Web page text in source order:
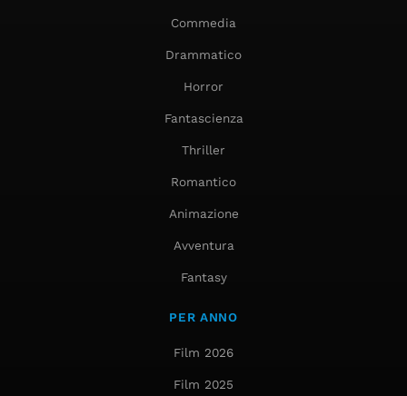
Commedia
Drammatico
Horror
Fantascienza
Thriller
Romantico
Animazione
Avventura
Fantasy
PER ANNO
Film 2026
Film 2025